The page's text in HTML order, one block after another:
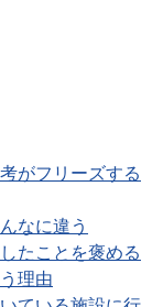
がフリーズする
なに違う
たことを褒める
理由